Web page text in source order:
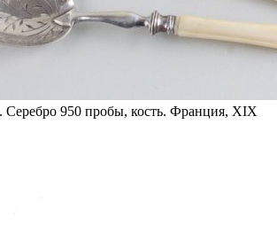
Серебро 950 пробы, кость. Франция, XIX